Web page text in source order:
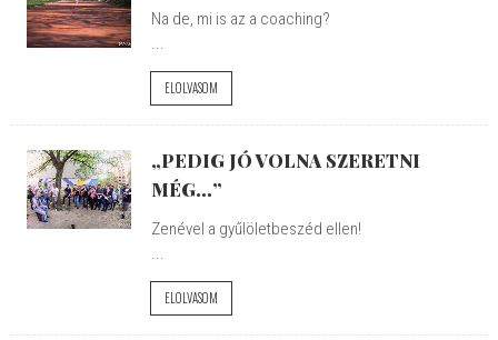
Na de, mi is az a coaching?
...
ELOLVASOM
„PEDIG JÓ VOLNA SZERETNI
MÉG…”
Zenével a gyűlöletbeszéd ellen!
...
ELOLVASOM